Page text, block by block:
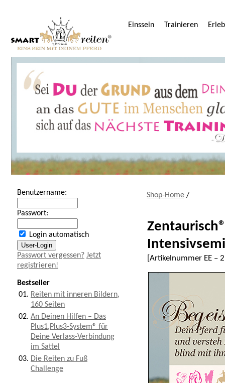
Einssein Trainieren
Benutzername:
Passwort:
Login automatisch
Passwort vergessen? Jetzt
registrieren!
Bestseller
01. Reiten mit inneren Bildern,
160 Seiten
02. An Deinen Hilfen – Das
Plus1,Plus3-System® für
Deine Verlass-Verbindung
im Sattel
03. Die Reiten zu Fuß
Challenge
Shop-Home /
[Artikelnummer EE –